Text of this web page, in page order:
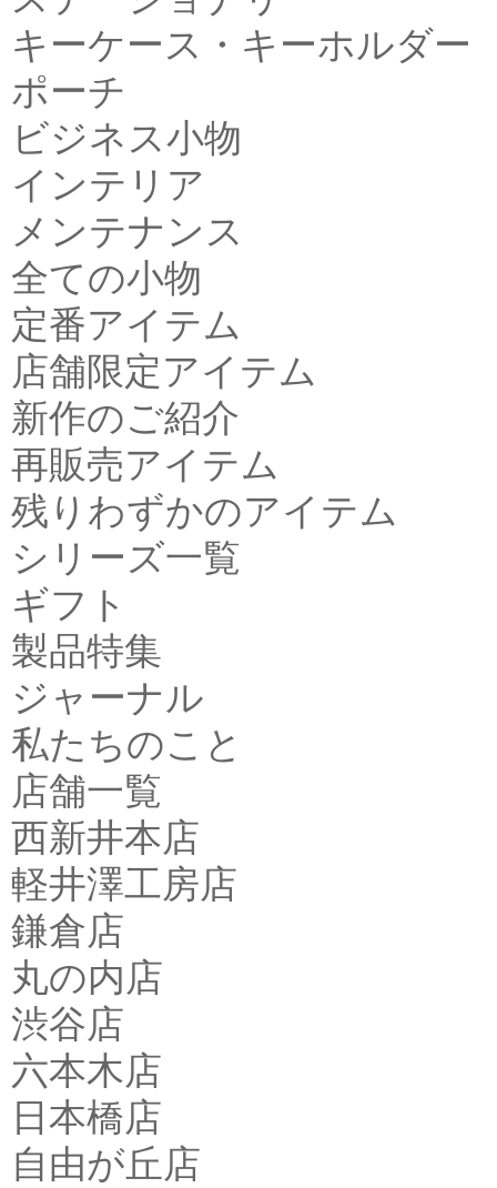
キーケース・キーホルダー
ポーチ
ビジネス小物
インテリア
メンテナンス
全ての小物
定番アイテム
店舗限定アイテム
新作のご紹介
再販売アイテム
残りわずかのアイテム
シリーズ一覧
ギフト
製品特集
ジャーナル
私たちのこと
店舗一覧
西新井本店
軽井澤工房店
鎌倉店
丸の内店
渋谷店
六本木店
日本橋店
自由が丘店